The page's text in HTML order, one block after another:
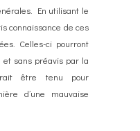
En utilisant le
connaissance de ces
Celles-ci pourront
sans préavis par la
être tenu pour
d’une mauvaise